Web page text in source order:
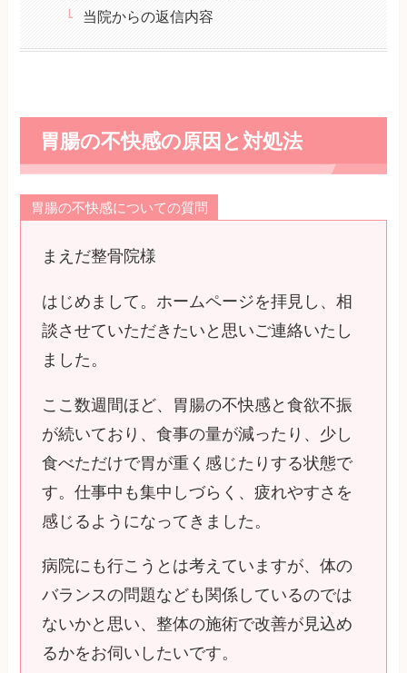
当院からの返信内容
胃腸の不快感の原因と対処法
胃腸の不快感についての質問
まえだ整骨院様
はじめまして。ホームページを拝見し、相
談させていただきたいと思いご連絡いたし
ました。
ここ数週間ほど、胃腸の不快感と食欲不振
が続いており、食事の量が減ったり、少し
食べただけで胃が重く感じたりする状態で
す。仕事中も集中しづらく、疲れやすさを
感じるようになってきました。
病院にも行こうとは考えていますが、体の
バランスの問題なども関係しているのでは
ないかと思い、整体の施術で改善が見込め
るかをお伺いしたいです。